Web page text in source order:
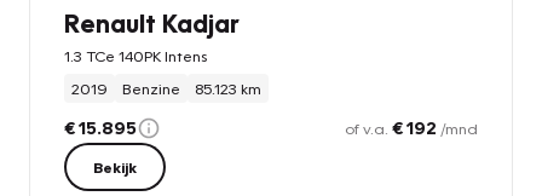
Renault Kadjar
1.3 TCe 140PK Intens
2019
Benzine 85.123 km
€ 15.895 of v.a. € 192 /mnd
Bekijk